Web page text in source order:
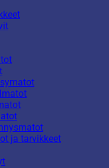
ja tarvikkeet